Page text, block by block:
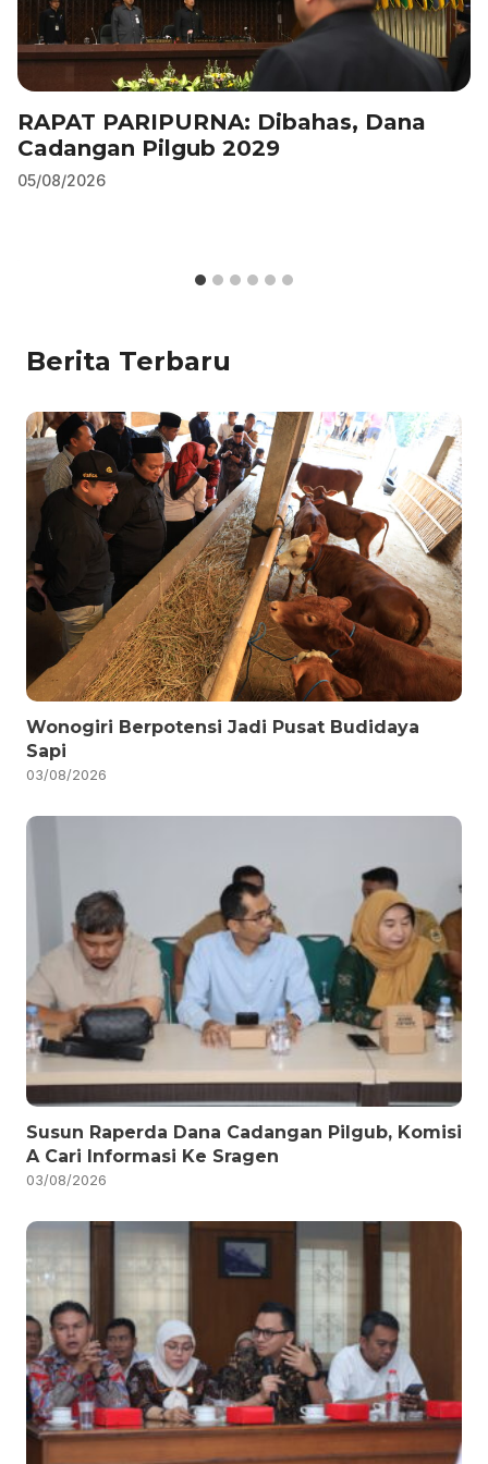
RAPAT PARIPURNA: Dibahas, Dana
Cadangan Pilgub 2029
05/08/2026
Berita Terbaru
Wonogiri Berpotensi Jadi Pusat Budidaya
Sapi
03/08/2026
Susun Raperda Dana Cadangan Pilgub, Komisi
A Cari Informasi Ke Sragen
03/08/2026